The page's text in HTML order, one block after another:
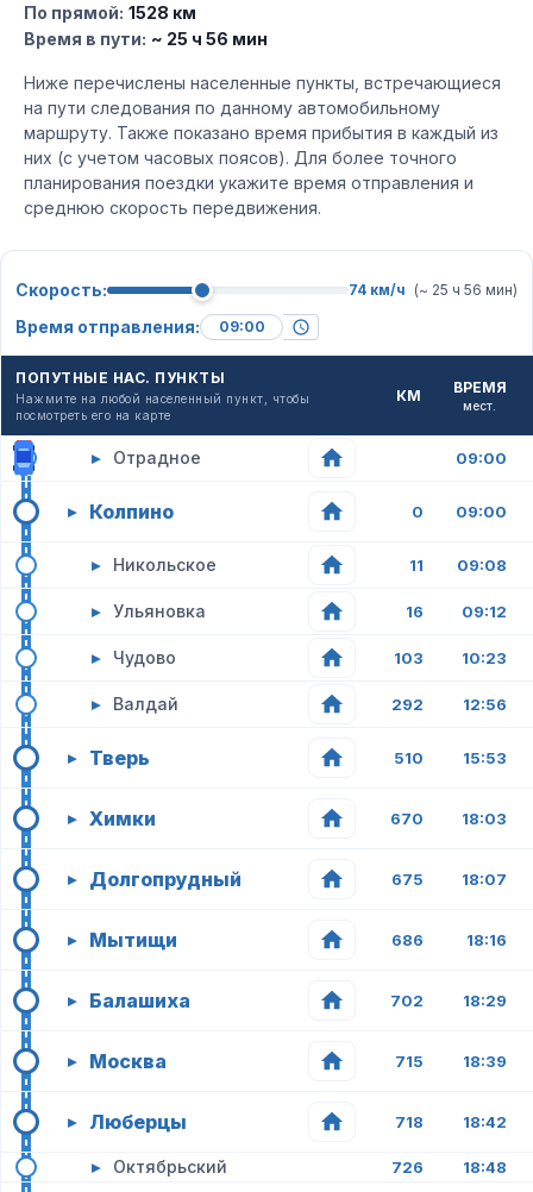
По прямой: 1528 км
Время в пути: ~ 25 ч 56 мин
Ниже перечислены населенные пункты, встречающиеся
на пути следования по данному автомобильному
маршруту. Также показано время прибытия в каждый из
них (с учетом часовых поясов). Для более точного
планирования поездки укажите время отправления и
среднюю скорость передвижения.
Скорость: 74 км/ч (~ 25 ч 56 мин)
Время отправления:
ПОПУТНЫЕ НАС. ПУНКТЫ
Нажмите на любой населенный пункт, чтобы
посмотреть его на карте
КМ ВРЕМЯ
мест.
▸ Отрадное 09:00
▸ Колпино 0 09:00
▸ Никольское 11 09:08
▸ Ульяновка 16 09:12
▸ Чудово 103 10:23
▸ Валдай 292 12:56
▸ Тверь 510 15:53
▸ Химки 670 18:03
▸ Долгопрудный 675 18:07
▸ Мытищи 686 18:16
▸ Балашиха 702 18:29
▸ Москва 715 18:39
▸ Люберцы 718 18:42
▸ Октябрьский 726 18:48